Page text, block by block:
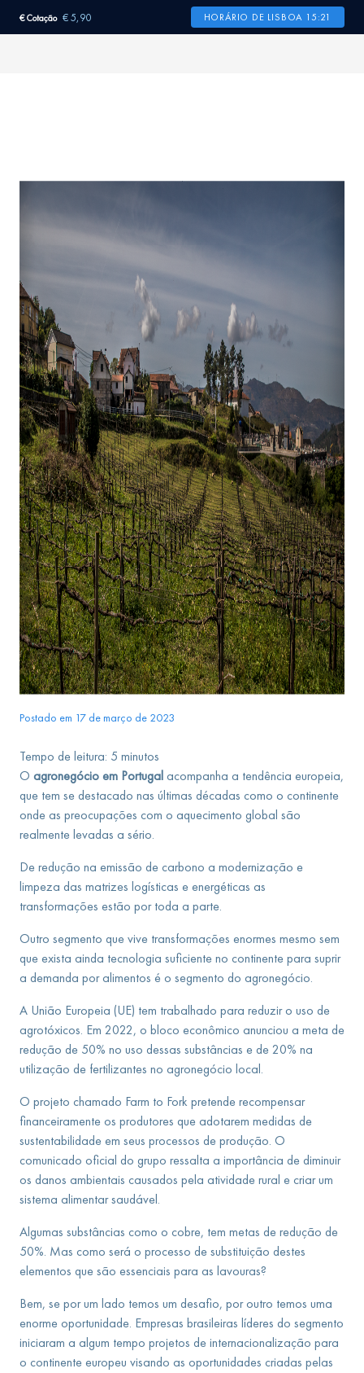
€ Cotação € 5,90 HORÁRIO DE LISBOA 15:21
Postado em 17 de março de 2023
Tempo de leitura: 5 minutos
O agronegócio em Portugal acompanha a tendência europeia,
que tem se destacado nas últimas décadas como o continente
onde as preocupações com o aquecimento global são
realmente levadas a sério.
De redução na emissão de carbono a modernização e
limpeza das matrizes logísticas e energéticas as
transformações estão por toda a parte.
Outro segmento que vive transformações enormes mesmo sem
que exista ainda tecnologia suficiente no continente para suprir
a demanda por alimentos é o segmento do agronegócio.
A União Europeia (UE) tem trabalhado para reduzir o uso de
agrotóxicos. Em 2022, o bloco econômico anunciou a meta de
redução de 50% no uso dessas substâncias e de 20% na
utilização de fertilizantes no agronegócio local.
O projeto chamado Farm to Fork pretende recompensar
financeiramente os produtores que adotarem medidas de
sustentabilidade em seus processos de produção. O
comunicado oficial do grupo ressalta a importância de diminuir
os danos ambientais causados pela atividade rural e criar um
sistema alimentar saudável.
Algumas substâncias como o cobre, tem metas de redução de
50%. Mas como será o processo de substituição destes
elementos que são essenciais para as lavouras?
Bem, se por um lado temos um desafio, por outro temos uma
enorme oportunidade. Empresas brasileiras líderes do segmento
iniciaram a algum tempo projetos de internacionalização para
o continente europeu visando as oportunidades criadas pelas